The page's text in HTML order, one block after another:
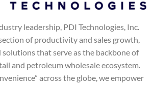
leadership, PDI Technologies, Inc.
of productivity and sales growth,
that serve as the backbone of
and petroleum wholesale ecosystem.
across the globe, we empower